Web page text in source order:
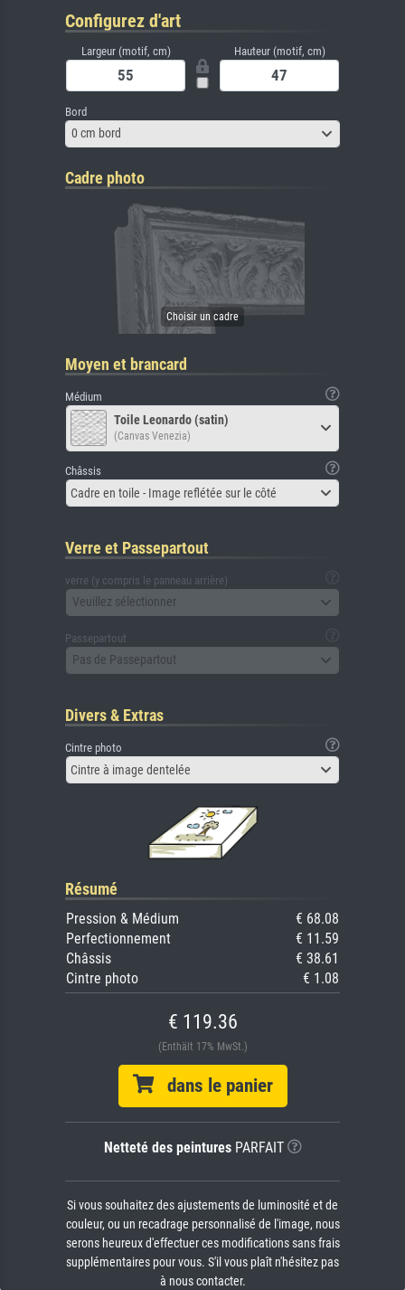
Configurez d'art
Largeur (motif, cm) Hauteur (motif, cm)
Bord
0 cm bord
Cadre photo
Moyen et brancard
Médium
Toile Leonardo (satin)
(Canvas Venezia)
Châssis
Cadre en toile - Image reflétée sur le côté
Verre et Passepartout
verre (y compris le panneau arrière)
Veuillez sélectionner
Passepartout
Pas de Passepartout
Divers & Extras
Cintre photo
Cintre à image dentelée
Résumé
Pression & Médium
€ 68.08
Perfectionnement
€ 11.59
Châssis
€ 38.61
Cintre photo
€ 1.08
€ 119.36
(Enthält 17% MwSt.)
dans le panier
Netteté des peinturesPARFAIT
Si vous souhaitez des ajustements de luminosité et de
couleur, ou un recadrage personnalisé de l'image, nous
serons heureux d'effectuer ces modifications sans frais
supplémentaires pour vous. S'il vous plaît n'hésitez pas
à nous contacter.